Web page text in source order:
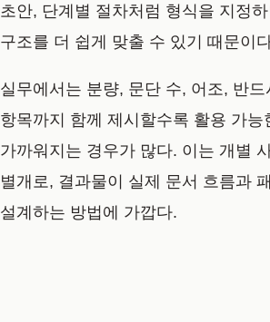
초안, 단계별 절차처럼 형식을 지정
구조를 더 쉽게 맞출 수 있기 때문이
실무에서는 분량, 문단 수, 어조, 반
항목까지 함께 제시할수록 활용 가능
가까워지는 경우가 많다. 이는 개별
별개로, 결과물이 실제 문서 흐름과
설계하는 방법에 가깝다.